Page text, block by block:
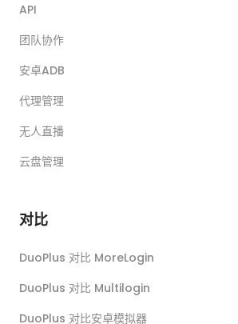
API
团队协作
安卓ADB
代理管理
无人直播
云盘管理
对比
DuoPlus 对比 MoreLogin
DuoPlus 对比 Multilogin
DuoPlus 对比安卓模拟器